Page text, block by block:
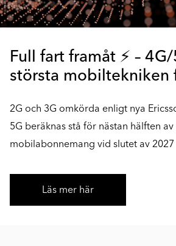
Full fart framåt ⚡ –
största mobiltekniken
2G och 3G omkörda enligt nya
5G beräknas stå för nästan hälften av
mobilabonnemang vid slutet av 2027
Läs mer här